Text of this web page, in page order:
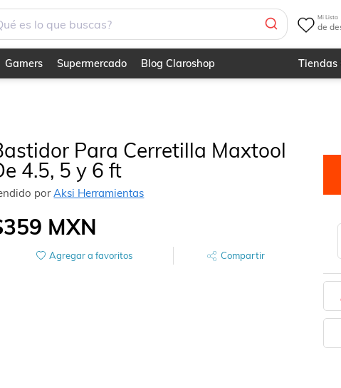
Mi Lista
de
Gamers Supermercado Blog Claroshop Tiendas
Para Cerretilla Maxtool
4.5, 5 y 6 ft
porAksi Herramientas
MXN
Agregar a favoritos Compartir